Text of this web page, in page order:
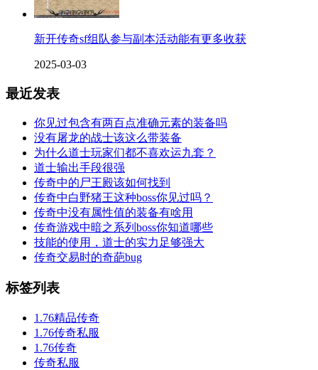
新开传奇sf组队参与副本活动能有更多收获
2025-03-03
最近发表
你见过包含有两百点准确元素的装备吗
没有屠龙的战士该这么带装备
为什么道士玩家们都不喜欢运九套？
道士输出手段很强
传奇中的尸王殿该如何找到
传奇中白野猪王这种boss你见过吗？
传奇中没有属性值的装备有啥用
传奇游戏中暗之系列boss你知道哪些
技能的使用，道士的实力足够强大
传奇交易时的奇葩bug
标签列表
1.76精品传奇
1.76传奇私服
1.76传奇
传奇私服